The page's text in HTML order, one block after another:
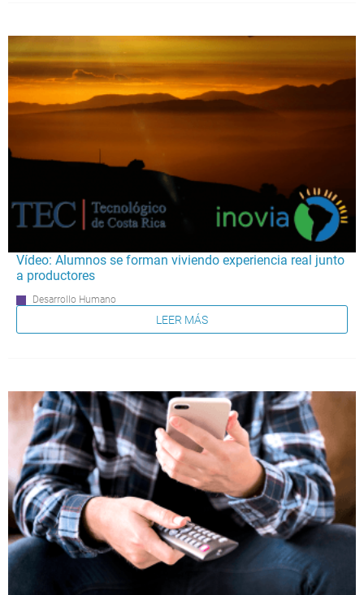
Vídeo: Alumnos se forman viviendo experiencia real junto
a productores
Desarrollo Humano
LEER MÁS